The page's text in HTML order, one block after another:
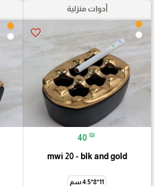
أدوات منزلية
favorite_border
40 ₪
mwi 20 - blk and gold
11*8*4.5 سم